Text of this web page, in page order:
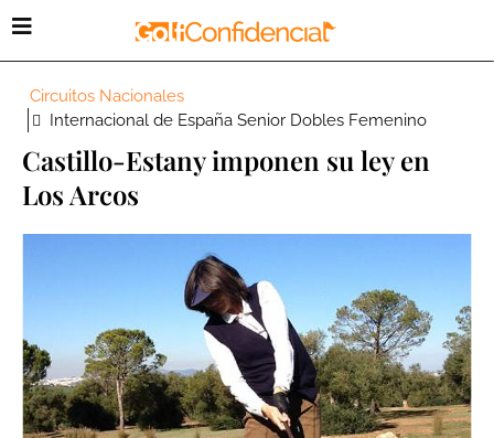
Circuitos Nacionales
Internacional de España Senior Dobles Femenino
Castillo-Estany imponen su ley en
Los Arcos